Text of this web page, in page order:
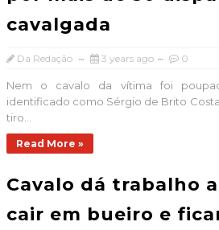
cavalgada
Da Redação 3 years ago 0
Nem o cavalo da vítima foi
identificado como Sérgio de Brito
tiro...
Read More »
Cavalo dá trabalho
cair em bueiro e